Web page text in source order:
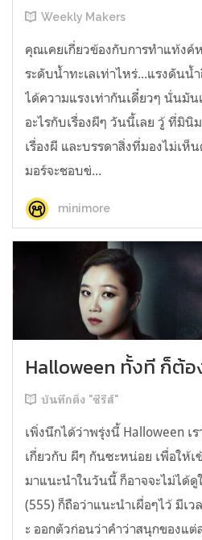
Weekly Makers
คุณเคยเกี่ยวข้องกับการทำแท้งค์
ระดับน้ำทะเลเท่าไหร่...แรงดันน้
ได้ความแรงเท่ากันเดี๋ยวๆ นั่นมัน
อะไรกับเรื่องผีๆ วันนี้เลย วู้ ที่มินิ
เรื่องผี และบรรดาสิ่งที่มองไม่เ
มอร์จะชอบข่...
minimore
Halloween ทั้งที ก็ต้อ
บันทึกติ่ง "ซีรีส์"
เพิ่งนึกได้ว่าพรุ่งนี้ Halloween เ
เกี่ยวกับ ผีๆ กันซะหน่อย เพื่อให้เ
มาแนะนำในวันนี้ ก็อาจจะไม่ได้
(555) ก็ถือว่าแนะนำเผื่อๆไว้ มีเ
ะ ออกตัวก่อนว่าคำว่าสนุกของแ